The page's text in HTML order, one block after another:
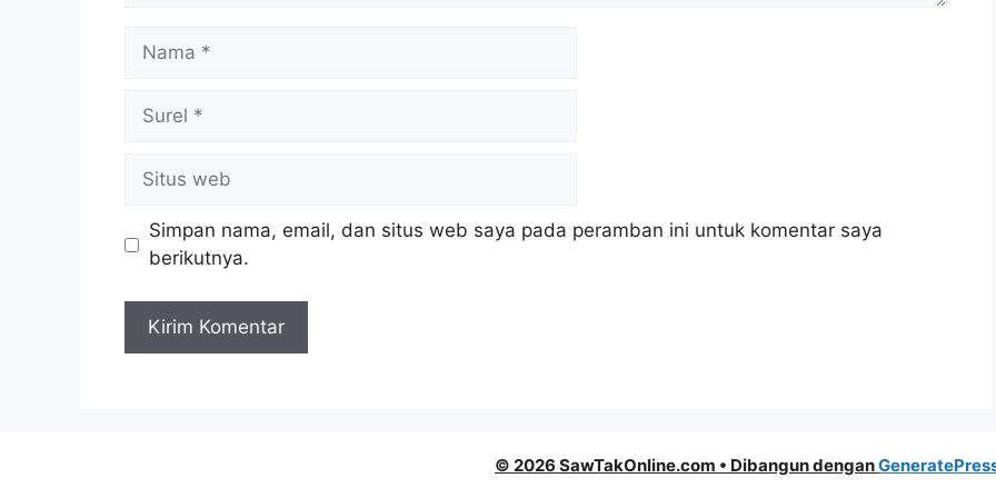
Nama
Surel
Situs
web
Simpan nama, email, dan situs web saya pada peramban ini untuk komentar saya
berikutnya.
© 2026 SawTakOnline.com • Dibangun dengan